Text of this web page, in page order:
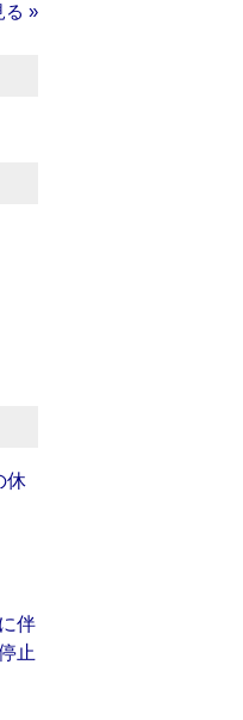
る »
休
伴
止